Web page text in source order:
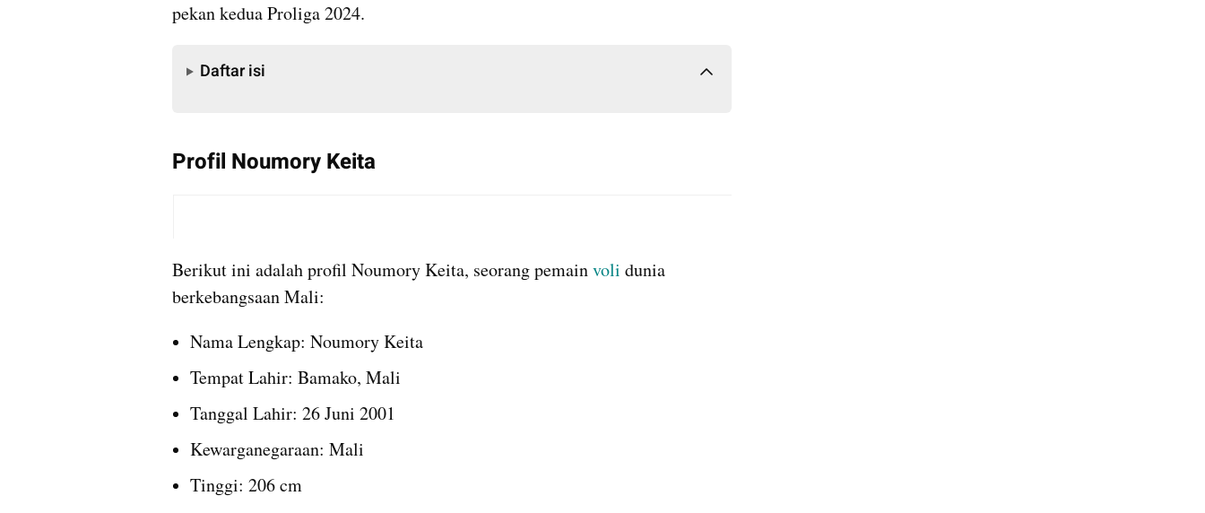
pekan kedua Proliga 2024.
Daftar isi
Profil Noumory Keita
Berikut ini adalah profil Noumory Keita, seorang pemain voli dunia
berkebangsaan Mali:
Nama Lengkap: Noumory Keita
Tempat Lahir: Bamako, Mali
Tanggal Lahir: 26 Juni 2001
Kewarganegaraan: Mali
Tinggi: 206 cm